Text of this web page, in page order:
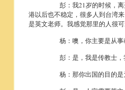
彭：我21岁的时候，离开了
港以后也不稳定，很多人到台湾
是英文老师。我感觉那里的人很
杨：噢，你主要是从事教
彭：是，我是传教士，我
杨：那你出国的目的是为